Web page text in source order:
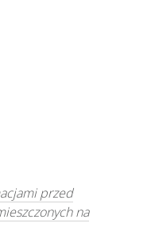
przed
na